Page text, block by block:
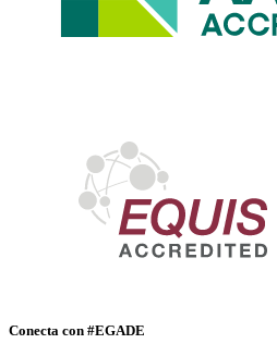
Conecta con #EGADE